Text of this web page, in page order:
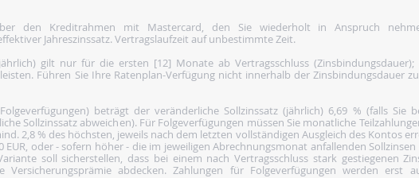
den Kreditrahmen mit Mastercard, den Sie wiederholt in Anspruch
Jahreszinssatz. Vertragslaufzeit auf unbestimmte Zeit.
gilt nur für die ersten [12] Monate ab Vertragsschluss (Zinsbindungsdauer);
Führen Sie Ihre Ratenplan-Verfügung nicht innerhalb der Zinsbindungsdauer
beträgt der veränderliche Sollzinssatz (jährlich) 6,69 % (falls Sie
Sollzinssatz abweichen). Für Folgeverfügungen müssen Sie monatliche
2,8 % des höchsten, jeweils nach dem letzten vollständigen Ausgleich des Kontos
oder - sofern höher - die im jeweiligen Abrechnungsmonat anfallenden Sollzinsen
soll sicherstellen, dass bei einem nach Vertragsschluss stark gestiegenen
abdecken. Zahlungen für Folgeverfügungen werden erst